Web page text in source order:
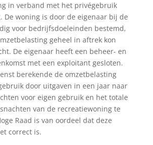
in verband met het privégebruik
De woning is door de eigenaar bij de
voor bedrijfsdoeleinden bestemd,
geheel in aftrek kon
De eigenaar heeft een beheer- en
met een exploitant gesloten.
berekende de omzetbelasting
door uitgaven in een jaar naar
voor eigen gebruik en het totale
van de recreatiewoning te
Raad is van oordeel dat deze
correct is.